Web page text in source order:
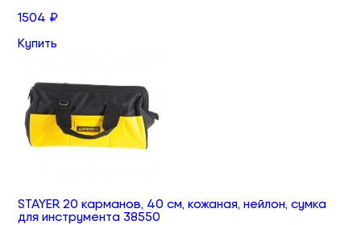
1504 ₽
Купить
STAYER 20 карманов, 40 см, кожаная, нейлон, сумка
для инструмента 38550